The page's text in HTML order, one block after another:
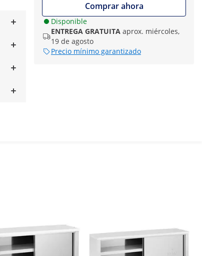
Comprar ahora
Disponible
ENTREGA GRATUITA aprox. miércoles,
19 de agosto
Precio mínimo garantizado